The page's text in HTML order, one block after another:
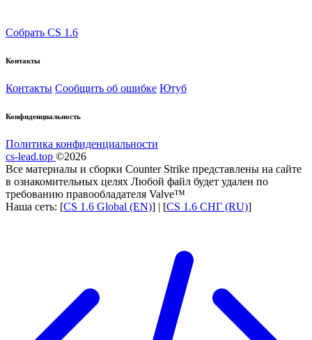
Собрать CS 1.6
Контакты
Контакты Сообщить об ошибке Ютуб
Конфиденциальность
Политика конфиденциальности
cs-lead.top ©2026
Все материалы и сборки Counter Strike представлены на сайте
в ознакомительных целях Любой файл будет удален по
требованию правообладателя Valve™
Наша сеть: [CS 1.6 Global (EN)] | [CS 1.6 СНГ (RU)]